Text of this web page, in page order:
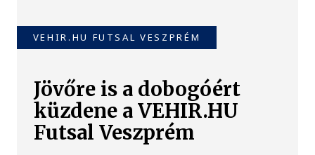
VEHIR.HU FUTSAL VESZPRÉM
Jövőre is a dobogóért
küzdene a VEHIR.HU
Futsal Veszprém